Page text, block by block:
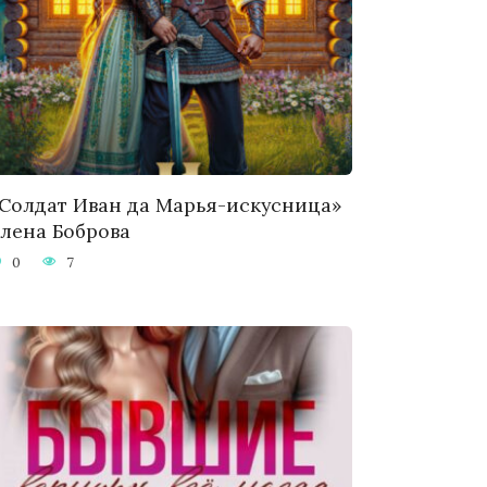
Иван да Марья-искусница»
Боброва
0 7